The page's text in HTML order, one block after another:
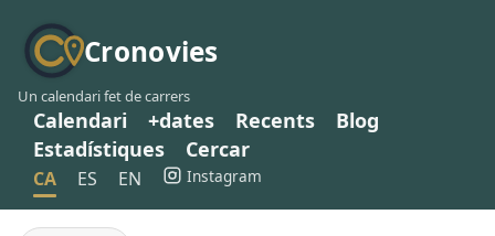
Cronovies
Un calendari fet de carrers
Calendari +dates Recents
Blog
Estadístiques
Cercar
CA ES EN Instagram